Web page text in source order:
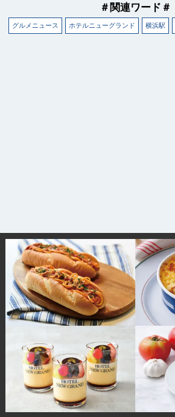
＃関連ワード＃
グルメニュース ホテルニューグランド 横浜駅